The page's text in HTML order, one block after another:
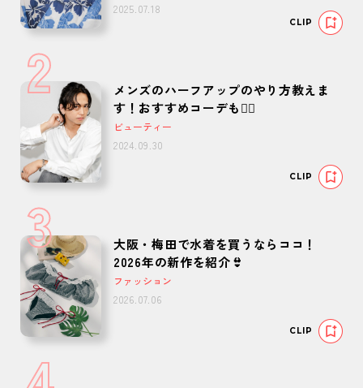
2025.07.18
CLIP
2
メンズのハーフアップのやり方教えま
す！おすすめコーデも🙆‍♂️
ビューティー
2024.09.30
CLIP
3
大阪・梅田で水着を買うならココ！
2026年の新作を紹介👙
ファッション
2026.07.06
CLIP